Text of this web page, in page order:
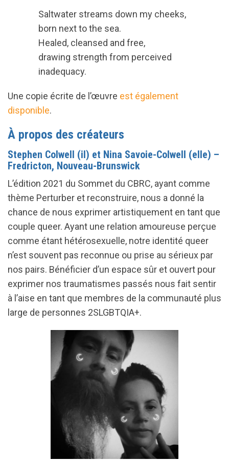
Saltwater streams down my cheeks,
born next to the sea.
Healed, cleansed and free,
drawing strength from perceived
inadequacy.
Une copie écrite de l’œuvre est également
disponible.
À propos des créateurs
Stephen Colwell (il) et Nina Savoie-Colwell (elle) –
Fredricton, Nouveau-Brunswick
L’édition 2021 du Sommet du CBRC, ayant comme
thème Perturber et reconstruire, nous a donné la
chance de nous exprimer artistiquement en tant que
couple queer. Ayant une relation amoureuse perçue
comme étant hétérosexuelle, notre identité queer
n’est souvent pas reconnue ou prise au sérieux par
nos pairs. Bénéficier d’un espace sûr et ouvert pour
exprimer nos traumatismes passés nous fait sentir
à l’aise en tant que membres de la communauté plus
large de personnes 2SLGBTQIA+.